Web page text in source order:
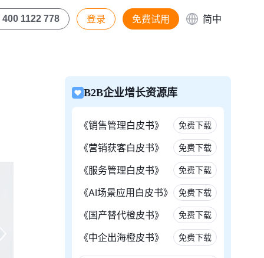
400 1122 778 登录 免费试用 简中
B2B企业增长资源库
《销售管理白皮书》 免费下载
《营销获客白皮书》 免费下载
《服务管理白皮书》 免费下载
《AI场景应用白皮书》 免费下载
《国产替代橙皮书》 免费下载
《中企出海橙皮书》 免费下载